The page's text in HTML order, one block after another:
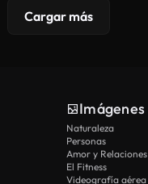
Cargar más
Imágenes
Naturaleza
Personas
Amor y Relaciones
El Fitness
Videografía aérea